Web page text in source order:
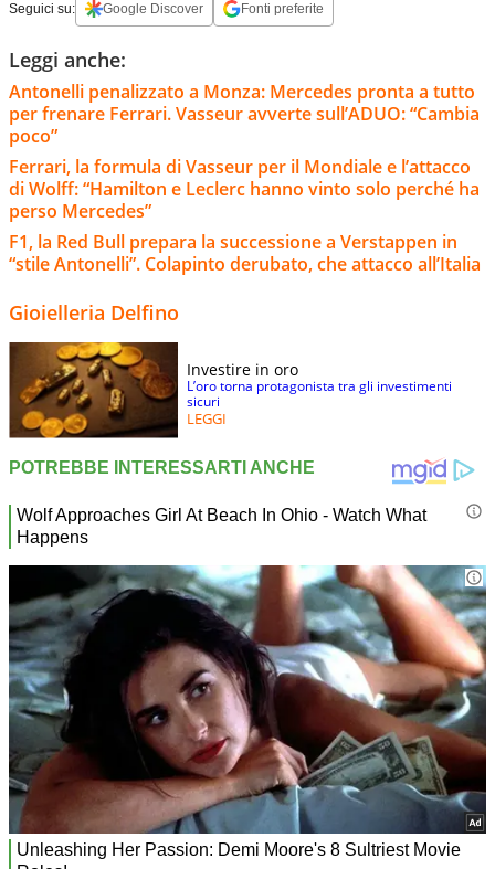
Seguici su: Google Discover Fonti preferite
Leggi anche:
Antonelli penalizzato a Monza: Mercedes pronta a tutto
per frenare Ferrari. Vasseur avverte sull’ADUO: “Cambia
poco”
Ferrari, la formula di Vasseur per il Mondiale e l’attacco
di Wolff: “Hamilton e Leclerc hanno vinto solo perché ha
perso Mercedes”
F1, la Red Bull prepara la successione a Verstappen in
“stile Antonelli”. Colapinto derubato, che attacco all’Italia
Gioielleria Delfino
Investire in oro
L’oro torna protagonista tra gli investimenti
sicuri
LEGGI